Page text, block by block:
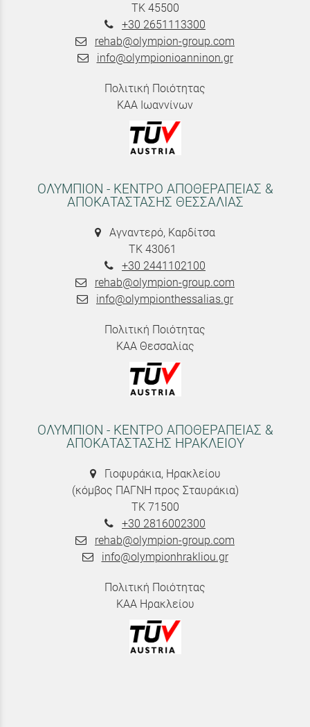
ΤΚ 45500
+30 2651113300
rehab@olympion-group.com
info@olympionioanninon.gr
Πολιτική Ποιότητας
ΚΑΑ Ιωαννίνων
ΟΛΥΜΠΙΟΝ - ΚΕΝΤΡΟ ΑΠΟΘΕΡΑΠΕΙΑΣ &
ΑΠΟΚΑΤΑΣΤΑΣΗΣ ΘΕΣΣΑΛΙΑΣ
Αγναντερό, Καρδίτσα
ΤΚ 43061
+30 2441102100
rehab@olympion-group.com
info@olympionthessalias.gr
Πολιτική Ποιότητας
ΚΑΑ Θεσσαλίας
ΟΛΥΜΠΙΟΝ - ΚΕΝΤΡΟ ΑΠΟΘΕΡΑΠΕΙΑΣ &
ΑΠΟΚΑΤΑΣΤΑΣΗΣ ΗΡΑΚΛΕΙΟΥ
Γιοφυράκια, Ηρακλείου
(κόμβος ΠΑΓΝΗ προς Σταυράκια)
ΤΚ 71500
+30 2816002300
rehab@olympion-group.com
info@olympionhrakliou.gr
Πολιτική Ποιότητας
ΚΑΑ Ηρακλείου